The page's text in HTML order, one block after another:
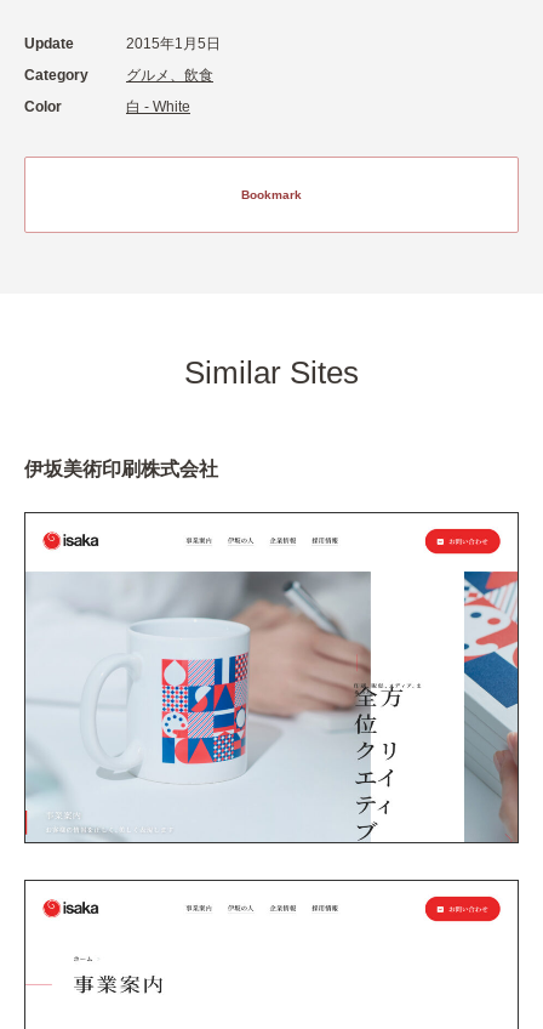
Update
2015年1月5日
Category
グルメ、飲食
Color
白 - White
Bookmark
Similar Sites
伊坂美術印刷株式会社